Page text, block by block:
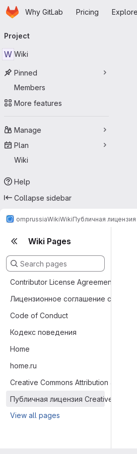
Skip to main content
HomepageWhy GitLab Pricing Explore
navigation
Project
W Wiki
Pinned
Members
More features
Manage
Plan
Wiki
Help
Collapse sidebar
omprussiaWikiWikiПубличная
Wiki Pages
Contributor License Agreement
Лицензионное соглашение
Code of Conduct
Кодекс поведения
Home
home.ru
Creative Commons Attribution 4.0
Публичная лицензия Creative
View all pages